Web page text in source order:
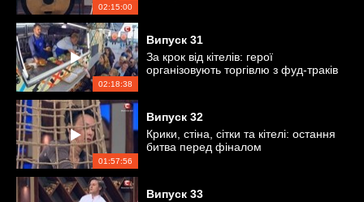
02:15:00
02:18:38
Випуск 31
За крок від кітелів: герої
організовують торгівлю з фуд-траків
01:57:56
Випуск 32
Крики, стіна, сітки та кітелі: остання
битва перед фіналом
Випуск 33